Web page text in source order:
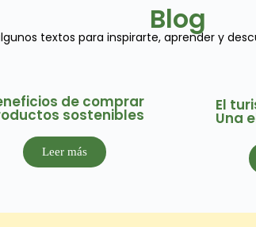
Blog
textos para inspirarte, aprender y
de comprar
sostenibles
Leer más
El
Una